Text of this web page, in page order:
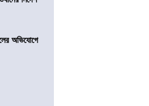
অভিযোগে